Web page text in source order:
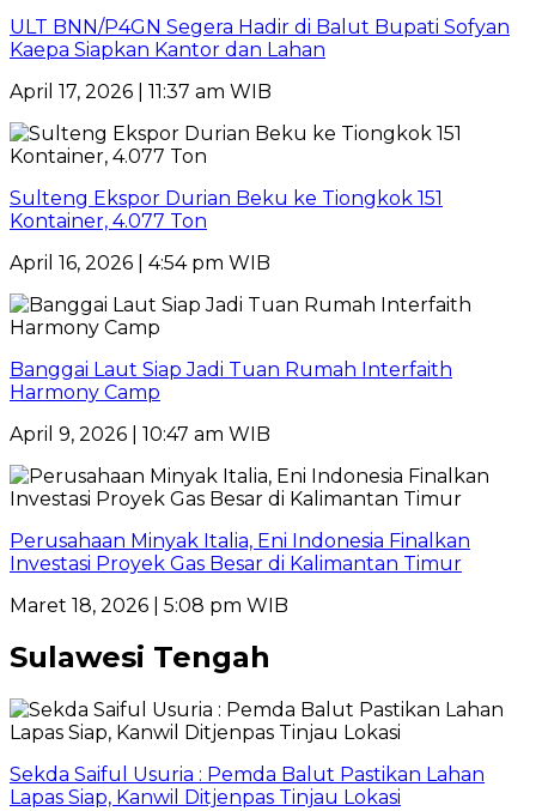
ULT BNN/P4GN Segera Hadir di Balut Bupati Sofyan
Kaepa Siapkan Kantor dan Lahan
April 17, 2026 | 11:37 am WIB
Sulteng Ekspor Durian Beku ke Tiongkok 151
Kontainer, 4.077 Ton
April 16, 2026 | 4:54 pm WIB
Banggai Laut Siap Jadi Tuan Rumah Interfaith
Harmony Camp
April 9, 2026 | 10:47 am WIB
Perusahaan Minyak Italia, Eni Indonesia Finalkan
Investasi Proyek Gas Besar di Kalimantan Timur
Maret 18, 2026 | 5:08 pm WIB
Sulawesi Tengah
Sekda Saiful Usuria : Pemda Balut Pastikan Lahan
Lapas Siap, Kanwil Ditjenpas Tinjau Lokasi